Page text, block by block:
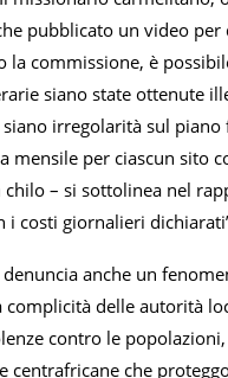
pubblicato un video
la commissione, è
siano state ottenute
irregolarità sul piano
mensile per ciascun sito
– si sottolinea nel
i costi giornalieri
anche un
complicità delle autorità
contro le
centrafricane che